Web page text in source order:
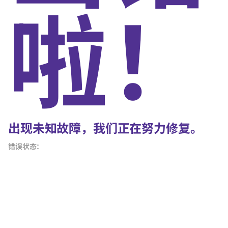
啦！
出现未知故障，我们正在努力修复。
错误状态：